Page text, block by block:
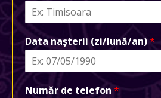
Data nașterii (zi/lună/an)*
Număr de telefon *